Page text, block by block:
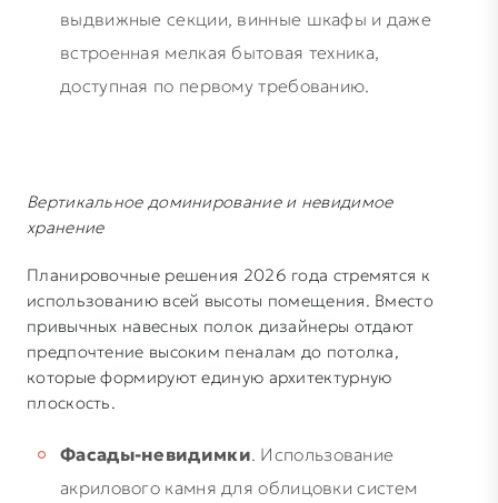
выдвижные секции, винные шкафы и даже
встроенная мелкая бытовая техника,
доступная по первому требованию.
Вертикальное доминирование и невидимое
хранение
Планировочные решения 2026 года стремятся к
использованию всей высоты помещения. Вместо
привычных навесных полок дизайнеры отдают
предпочтение высоким пеналам до потолка,
которые формируют единую архитектурную
плоскость.
Фасады-невидимки. Использование
акрилового камня для облицовки систем